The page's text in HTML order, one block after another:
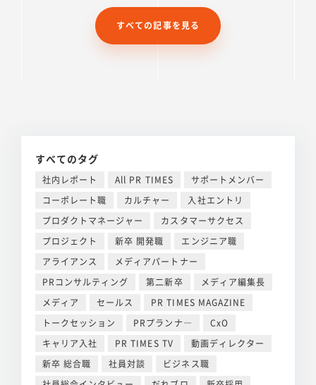
すべての記事を見る
すべてのタグ
社内レポート All PR TIMES
サポートメンバー
コーポレート職
カルチャー
入社エントリ
プロダクトマネージャー
カスタマーサクセス
プロジェクト
新卒 開発職
エンジニア職
アライアンス
メディアパートナー
PRコンサルティング
第二新卒
メディア編集長
メディア
セールス
PR TIMES MAGAZINE
トークセッション
PRプランナ―
CxO
キャリア入社
PR TIMES TV
動画ディレクター
新卒 総合職
社員対談
ビジネス職